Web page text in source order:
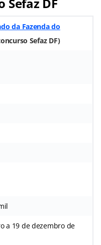
da Fazenda do
Sefaz DF)
a 19 de dezembro de